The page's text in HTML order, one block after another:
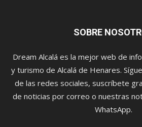
SOBRE
Dream Alcalá es la mejor web de
y turismo de Alcalá de Henares.
de las redes sociales, suscríbete
de noticias por correo o nuestras
WhatsApp.